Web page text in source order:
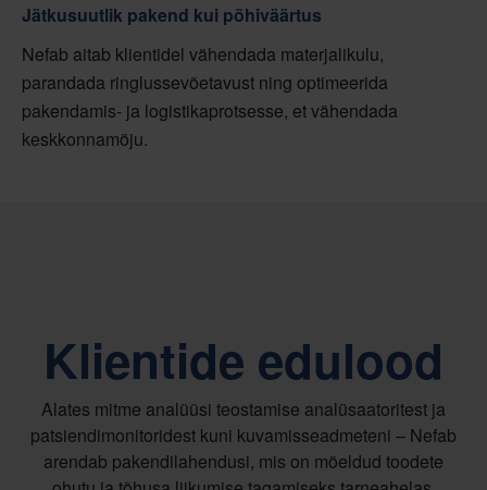
Jätkusuutlik pakend kui põhiväärtus
Nefab aitab klientidel vähendada materjalikulu,
parandada ringlussevõetavust ning optimeerida
pakendamis- ja logistikaprotsesse, et vähendada
keskkonnamõju.
Klientide edulood
Alates mitme analüüsi teostamise analüsaatoritest ja
patsiendimonitoridest kuni kuvamisseadmeteni – Nefab
arendab pakendilahendusi, mis on mõeldud toodete